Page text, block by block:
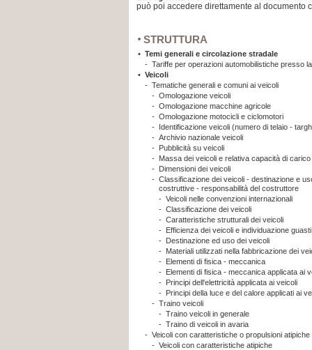
può poi accedere direttamente al documento
STRUTTURA
• Temi generali e circolazione stradale
- Tariffe per operazioni automobilistiche presso
• Veicoli
- Tematiche generali e comuni ai veicoli
- Omologazione veicoli
- Omologazione macchine agricole
- Omologazione motocicli e ciclomotori
- Identificazione veicoli (numero di telaio -
- Archivio nazionale veicoli
- Pubblicità su veicoli
- Massa dei veicoli e relativa capacità di carico
- Dimensioni dei veicoli
- Classificazione dei veicoli - destinazione e
costruttive - responsabilità del costruttore
- Veicoli nelle convenzioni internazionali
- Classificazione dei veicoli
- Caratteristiche strutturali dei veicoli
- Efficienza dei veicoli e individuazione guasti
- Destinazione ed uso dei veicoli
- Materiali utilizzati nella fabbricazione dei
- Elementi di fisica - meccanica
- Elementi di fisica - meccanica applicata ai
- Principi dell'elettricità applicata ai veicoli
- Principi della luce e del calore applicati ai
- Traino veicoli
- Traino veicoli in generale
- Traino di veicoli in avaria
- Veicoli con caratteristiche o propulsioni atipiche
- Veicoli con caratteristiche atipiche